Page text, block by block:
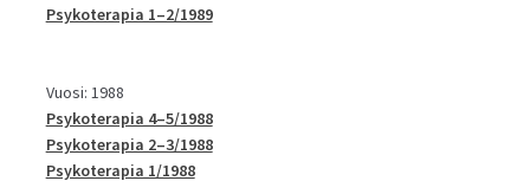
Psykoterapia 1–2/1989
Vuosi: 1988
Psykoterapia 4–5/1988
Psykoterapia 2–3/1988
Psykoterapia 1/1988